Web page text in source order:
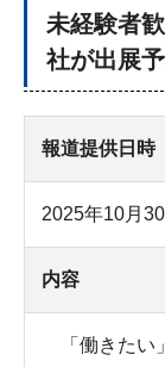
未経験者
社が出展予
報道提供日時
2025年10月30
内容
「働きたい